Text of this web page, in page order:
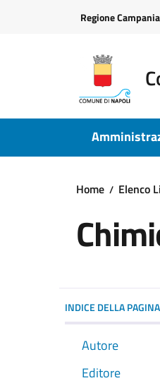
Regione Campania
Home Elenco
INDICE DELLA PAGINA
Autore
Editore